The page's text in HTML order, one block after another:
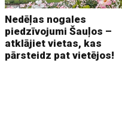
Nedēļas nogales
piedzīvojumi Šauļos –
atklājiet vietas, kas
pārsteidz pat vietējos!